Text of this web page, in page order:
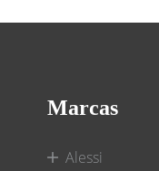
Marcas
Alessi